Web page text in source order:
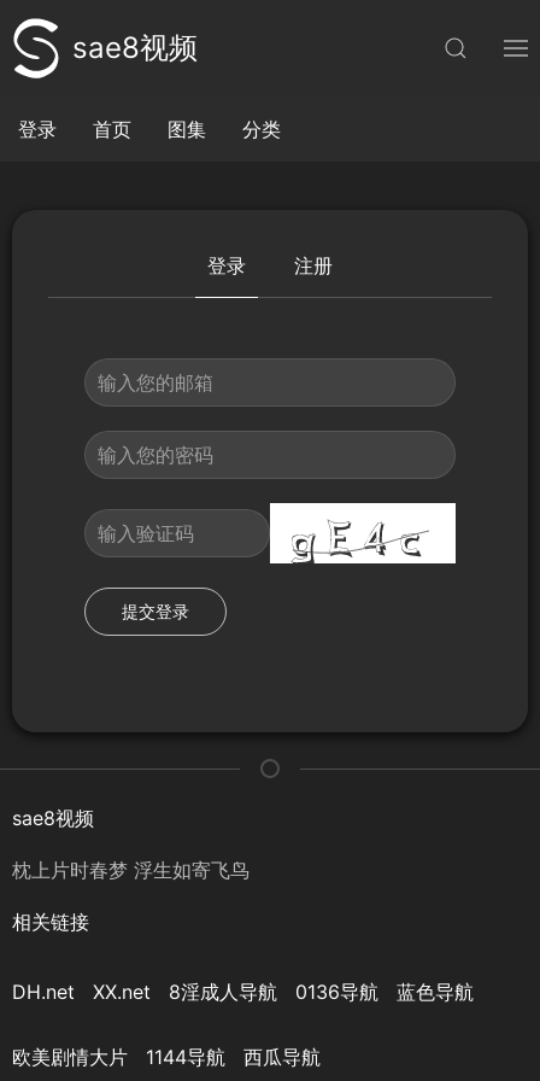
sae8视频
登录 首页 图集 分类
登录 注册
提交登录
sae8视频
枕上片时春梦 浮生如寄飞鸟
相关链接
DH.net XX.net 8淫成人导航 0136导航 蓝色导航
欧美剧情大片 1144导航 西瓜导航